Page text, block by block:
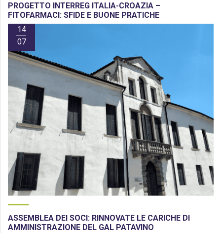
PROGETTO INTERREG ITALIA-CROAZIA –
FITOFARMACI: SFIDE E BUONE PRATICHE
14
07
ASSEMBLEA DEI SOCI: RINNOVATE LE CARICHE DI
AMMINISTRAZIONE DEL GAL PATAVINO